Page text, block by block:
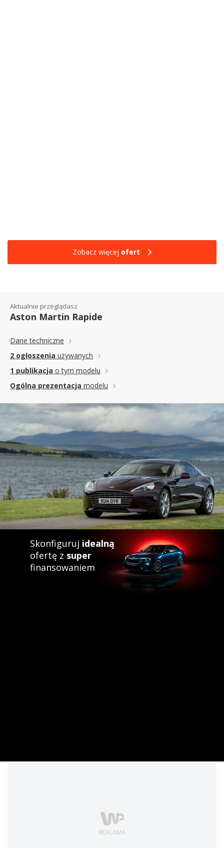
Zobacz więcej ofert
Aktualnie przeglądasz
Aston Martin Rapide
Dane techniczne
2 ogłoszenia używanych
1 publikacja o tym modelu
Ogólna prezentacja modelu
Skonfiguruj idealną
ofertę z super
finansowaniem